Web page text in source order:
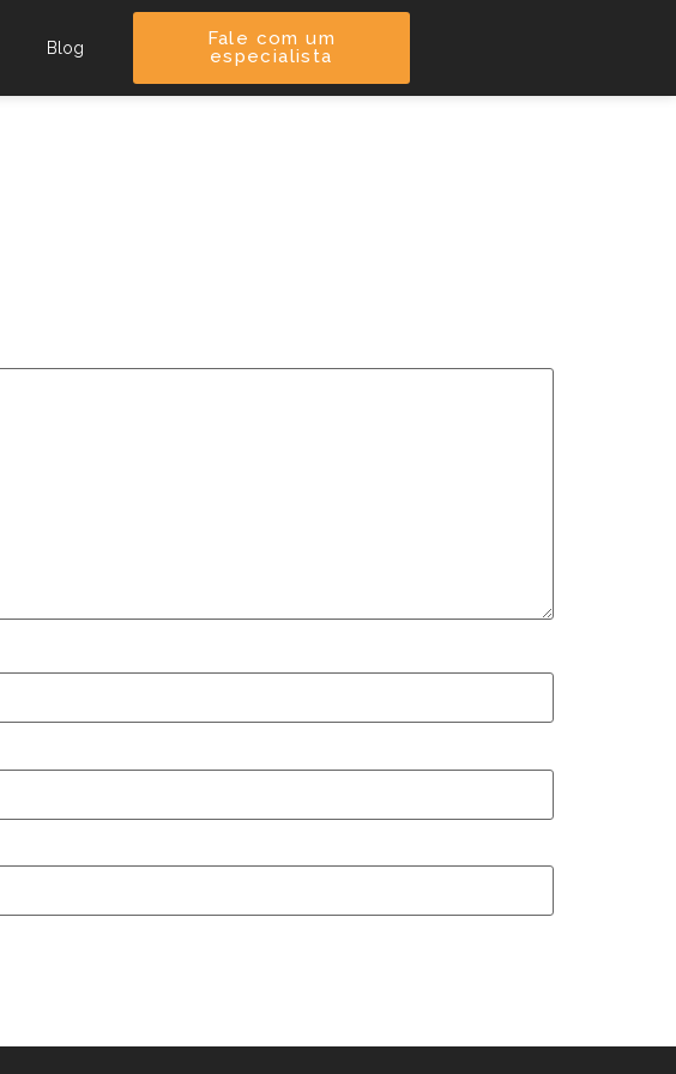
Blog
Fale com um
especialista